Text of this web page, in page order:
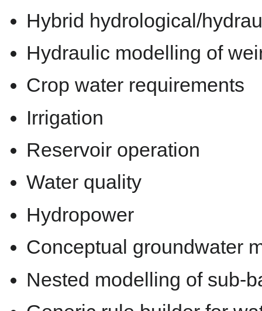
Hybrid hydrological/
Hydraulic modelling of
Crop water requirements
Irrigation
Reservoir operation
Water quality
Hydropower
Conceptual groundwater
Nested modelling of sub-